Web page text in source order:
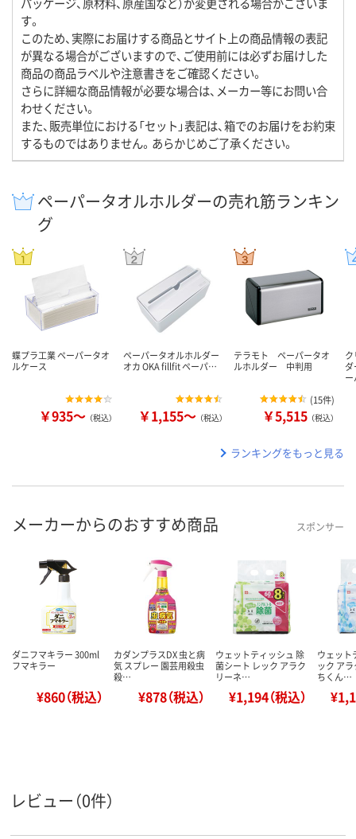
す。
このため、実際にお届けする商品とサイト上の商品情報の表記
が異なる場合がございますので、ご使用前には必ずお届けした
商品の商品ラベルや注意書きをご確認ください。
さらに詳細な商品情報が必要な場合は、メーカー等にお問い合
わせください。
また、販売単位における「セット」表記は、箱でのお届けをお約束
するものではありません。あらかじめご了承ください。
ペーパータオルホルダーの売れ筋ランキン
グ
蝶プラ工業 ペーパータオ
ルケース
￥935～ （税込）
ペーパータオルホルダー
オカ OKA fillfit ペーパ…
￥1,155～ （税込）
テラモト ペーパータオ
ルホルダー 中判用
(15件)
￥5,515 （税込）
ランキングをもっと見る
メーカーからのおすすめ商品 スポンサー
ダニフマキラー 300ml
フマキラー
¥860（税込）
カダンプラスDX 虫と病
気 スプレー 園芸用殺虫
殺…
¥878（税込）
ウェットティッシュ 除
菌シート レック アラク
リーネ…
¥1,194（税込）
ウェット
ック ア
ちくん…
レビュー（0件）